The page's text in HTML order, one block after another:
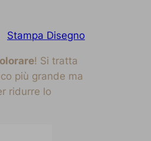
Stampa Disegno
! Si tratta
più grande ma
ridurre lo